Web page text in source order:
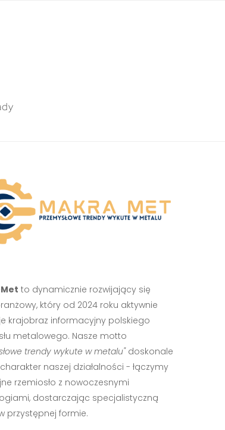
to dynamicznie rozwijający się
który od 2024 roku aktywnie
krajobraz informacyjny polskiego
metalowego. Nasze motto
trendy wykute w metalu"doskonale
naszej działalności - łączymy
rzemiosło z nowoczesnymi
dostarczając specjalistyczną
przystępnej formie.